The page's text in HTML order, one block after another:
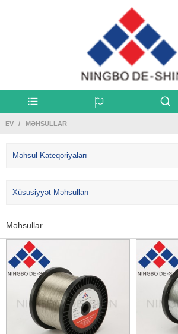
EV MƏHSULLAR
Məhsul Kateqoriyaları
Xüsusiyyət Məhsulları
Məhsullar